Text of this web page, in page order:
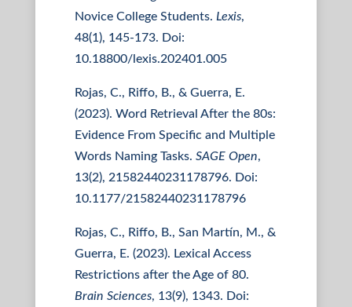
Novice College Students. Lexis,
48(1), 145-173. Doi:
10.18800/lexis.202401.005
Rojas, C., Riffo, B., & Guerra, E.
(2023). Word Retrieval After the 80s:
Evidence From Specific and Multiple
Words Naming Tasks. SAGE Open,
13(2), 21582440231178796. Doi:
10.1177/21582440231178796
Rojas, C., Riffo, B., San Martín, M., &
Guerra, E. (2023). Lexical Access
Restrictions after the Age of 80.
Brain Sciences, 13(9), 1343. Doi: